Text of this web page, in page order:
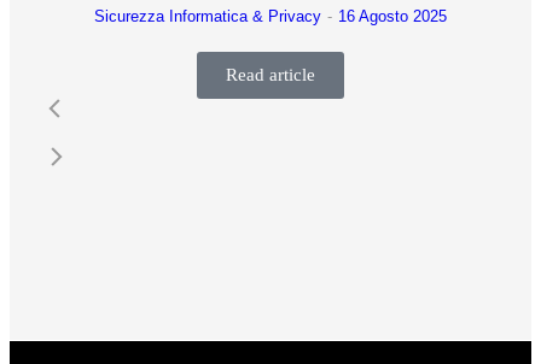
Sicurezza Informatica & Privacy 16 Agosto 2025
Read article